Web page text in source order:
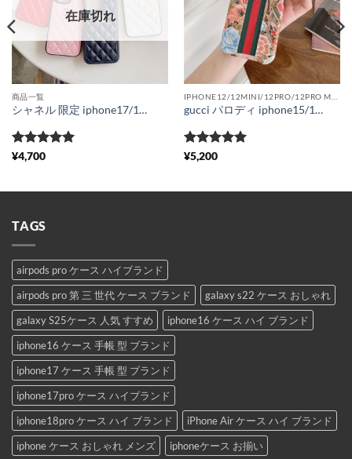
在庫切れ
商品一覧
シャネル 限定 iphone17/16/15ケース 人気 アイフォン14pro/13pro max カバー chanel レディース iphone12 保護ケース パロディ 安全 携帯ケース iphone11 高級ブランド
5段階中
¥4,700
gucci パロディ iphone15/14/14plus ケース 花柄 アイフォン13proカバー 大人 可愛い iphone12pro max/12pro ケース グッチ コピー 携帯ケース ブランド 女性
5段階中
¥5,200
TAGS
airpods pro ケース ハイブランド
airpods pro 第 三 世代 ケース ブランド
galaxy s22 ケース おしゃれ
galaxy S25ケース 人気 すすめ
iphone16 ケース ハイ ブランド
iphone16 ケース 手帳 型 ブランド
iphone17 ケース 手帳 型 ブランド
iphone17pro ケース ハイブランド
iphone18pro ケース ハイ ブランド
iPhone Air ケース ハイ ブランド
iphone ケース おしゃれ メンズ
iphoneケース お揃い